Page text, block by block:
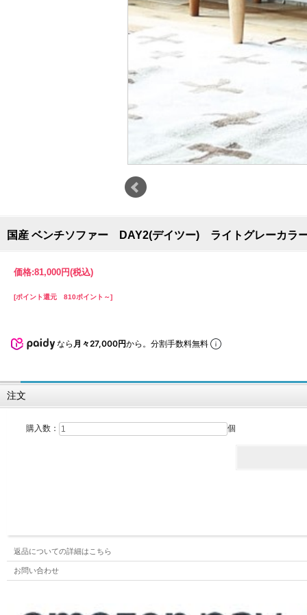
国産 ベンチソファー DAY2(デイツー) ライトグレーカラ
価格:81,000円(税込)
[ポイント還元 810ポイント～]
なら 月々27,000円から。分割手数料無料
注文
購入数： 個
返品についての詳細はこちら
お問い合わせ